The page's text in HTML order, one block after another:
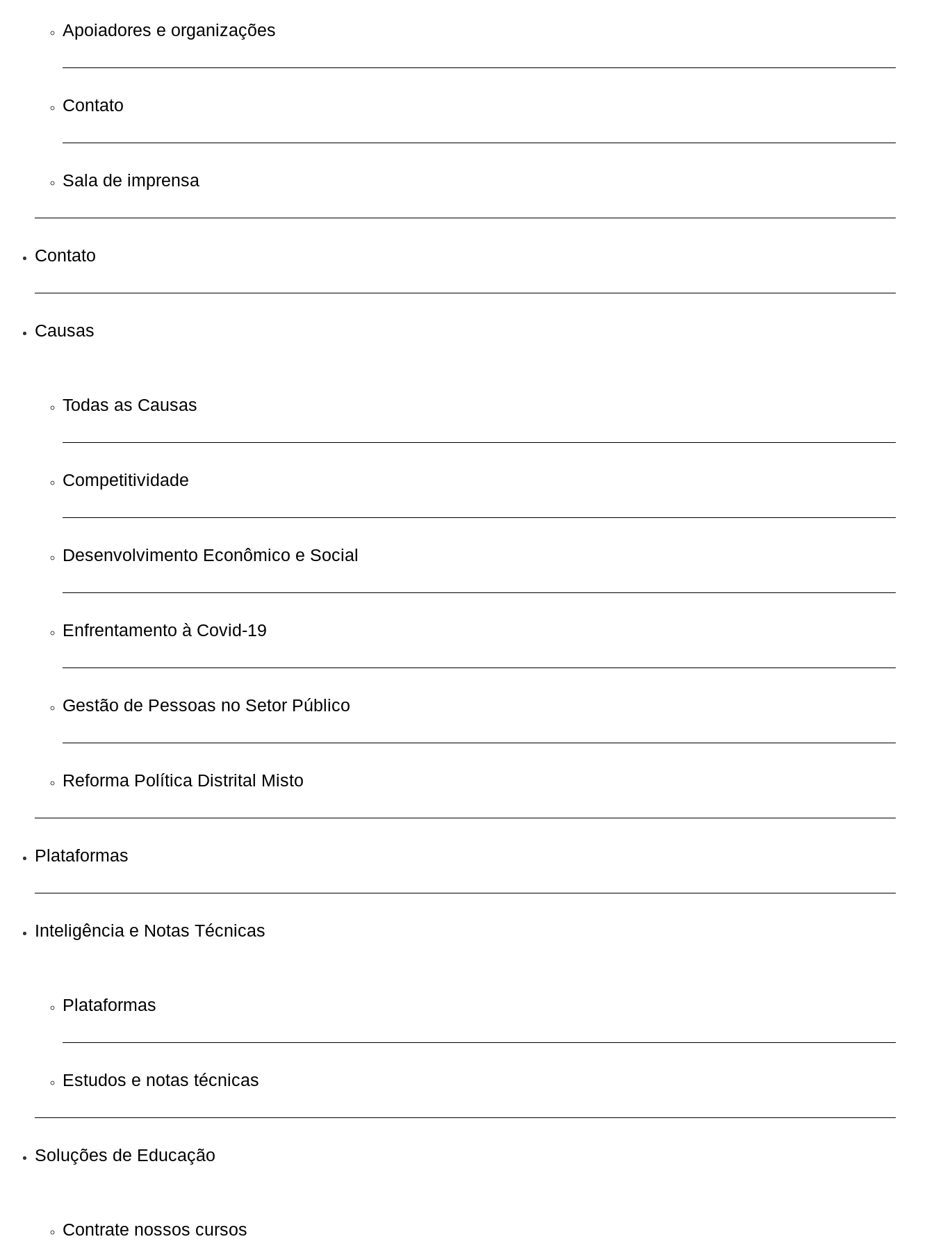
Apoiadores e organizações
Contato
Sala de imprensa
Contato
Causas
Todas as Causas
Competitividade
Desenvolvimento Econômico e Social
Enfrentamento à Covid-19
Gestão de Pessoas no Setor Público
Reforma Política Distrital Misto
Plataformas
Inteligência e Notas Técnicas
Plataformas
Estudos e notas técnicas
Soluções de Educação
Contrate nossos cursos